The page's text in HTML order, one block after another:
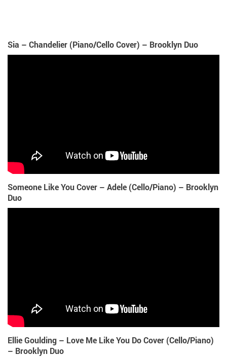
Sia – Chandelier (Piano/Cello Cover) – Brooklyn Duo
Someone Like You Cover – Adele (Cello/Piano) – Brooklyn
Duo
Ellie Goulding – Love Me Like You Do Cover (Cello/Piano)
– Brooklyn Duo